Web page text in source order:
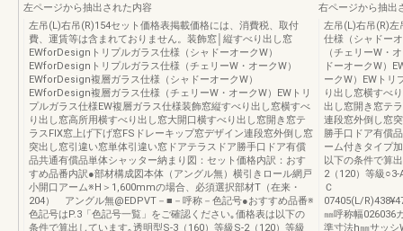
左ページから抽出された内容
左吊(L)右吊(R)154セット価格表掲載価格には、消費税、取付
費、運賃等は含まれておりません。装飾窓│縦すべり出し窓
EWforDesignトリプルガラス仕様（シャドーオークW）
EWforDesignトリプルガラス仕様（チェリーW・オークW）
EWforDesign複層ガラス仕様（シャドーオークW）
EWforDesign複層ガラス仕様（チェリーW・オークW）EWトリ
プルガラス仕様EW複層ガラス仕様装飾窓縦すべり出し窓横すべ
り出し窓高所用横すべり出し窓大開口横すべり出し窓開き窓テ
ラスFIX窓上げ下げ窓FSドレーキップ窓デザイン連段窓外倒し窓
突出し窓引違い窓単体引違い窓ドアテラスドア勝手口ドア有償
品共通有償品単体シャッター納まり図：セット価格内訳：おす
すめ品番内訳●部材構成図本体（アングル無）横引きロール網戸
小開口アーム※H＞1,600mmの場合、必須選択部材T（在来・
204） アングル無@EDPVT－■－呼称－色記号●おすすめ品番※
色記号はP.3「色記号一覧」をご確認ください｡価格表は以下の
条件で算出しています｡透明型S-3（160）等級S-2（120）等級
右ページから抽出
左吊(L)右吊(R)
仕様（シャドー
（チェリーW・
ドーオークW）
ークW）EWトリ
り出し窓横すべ
出し窓開き窓テ
連段窓外倒し窓
勝手口ドア有償
ーム付きタイプ
以下の条件で算
2（120）等級○3-
Ｃ
07405(L/
㎜呼称幅026036
準寸法h㎜サッシ